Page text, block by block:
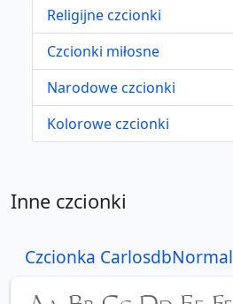
Religijne czcionki
Czcionki miłosne
Narodowe czcionki
Kolorowe czcionki
Inne czcionki
Czcionka CarlosdbNormal